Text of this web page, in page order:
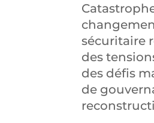
sécuritaire
des
des défis
de